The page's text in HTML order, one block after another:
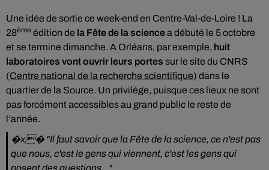
Une idée de sortie ce week-end en Centre-Val-de-Loire ! La
28ème édition de la Fête de la sciencea débuté le 5 octobre
et se termine dimanche. A Orléans, par exemple, huit
laboratoires vont ouvrir leurs portes sur le site du CNRS
(Centre national de la recherche scientifique) dans le
quartier de la Source. Un privilège, puisque ces lieux ne sont
pas forcément accessibles au grand public le reste de
l’année.
�x� "Il faut savoir que la Fête de la science, ce n'est pas
que nous, c'est le gens qui viennent, c'est les gens qui
posent des questions..."